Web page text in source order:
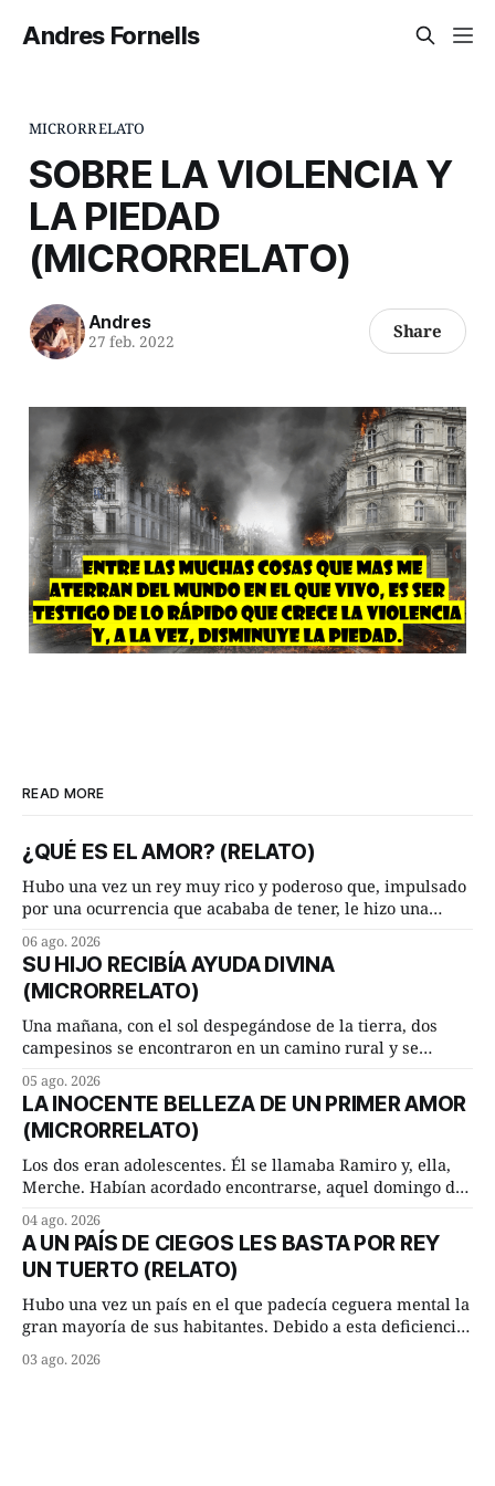
Andres Fornells
MICRORRELATO
SOBRE LA VIOLENCIA Y
LA PIEDAD
(MICRORRELATO)
Andres
27 feb. 2022 Share
READ MORE
¿QUÉ ES EL AMOR? (RELATO)
Hubo una vez un rey muy rico y poderoso que, impulsado
por una ocurrencia que acababa de tener, le hizo una
Dime, hombre sabio, ¿qué es el amor según tú? Su
consejero, que era muy prudente y astuto le respondió de
inmediato:
06 ago. 2026
SU HIJO RECIBÍA AYUDA DIVINA
(MICRORRELATO)
Una mañana, con el sol despegándose de la tierra, dos
campesinos se encontraron en un camino rural y se
remolachas, Manuel? —quiso saber uno. —Eso acabo de
hacer, Paco. ¿Cómo va ese maíz tuyo? --se interesó el otro.
—De momento mejor
05 ago. 2026
LA INOCENTE BELLEZA DE UN PRIMER AMOR
(MICRORRELATO)
Los dos eran adolescentes. Él se llamaba Ramiro y, ella,
Merche. Habían acordado encontrarse, aquel domingo de
lugar del río que debía este nombre a la pronunciada
curva que la corriente fluvial presentaba en aquel punto.
Habían dispuesto que
04 ago. 2026
A UN PAÍS DE CIEGOS LES BASTA POR REY
UN TUERTO (RELATO)
Hubo una vez un país en el que padecía ceguera mental la
gran mayoría de sus habitantes. Debido a esta deficiencia,
superiores en número a los que no padecían ninguna
03 ago. 2026